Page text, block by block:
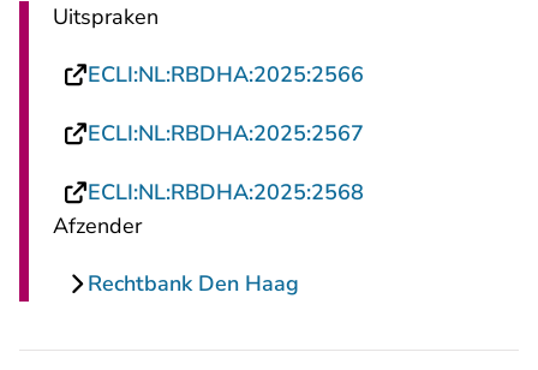
Uitspraken
ECLI:NL:RBDHA:2025:2566
ECLI:NL:RBDHA:2025:2567
ECLI:NL:RBDHA:2025:2568
Afzender
Rechtbank Den Haag